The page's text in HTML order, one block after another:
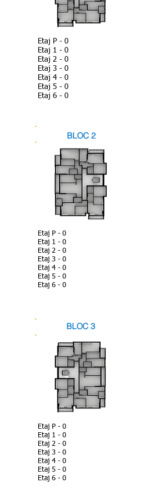
Etaj P - 0
Etaj 1 - 0
Etaj 2 - 0
Etaj 3 - 0
Etaj 4 - 0
Etaj 5 - 0
Etaj 6 - 0
BLOC 2
Etaj P - 0
Etaj 1 - 0
Etaj 2 - 0
Etaj 3 - 0
Etaj 4 - 0
Etaj 5 - 0
Etaj 6 - 0
BLOC 3
Etaj P - 0
Etaj 1 - 0
Etaj 2 - 0
Etaj 3 - 0
Etaj 4 - 0
Etaj 5 - 0
Etaj 6 - 0